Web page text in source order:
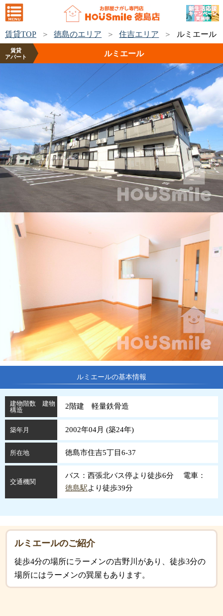
賃貸TOP 徳島のエリア 住吉エリア ルミエール
賃貸
アパート
ルミエール
ルミエールの基本情報
建物階数 建物
構造
2階建 軽量鉄骨造
築年月 2002年04月 (築24年)
所在地 徳島市住吉5丁目6-37
交通機関
バス：西張北バス停より徒歩6分 電車：
徳島駅より徒歩39分
ルミエールのご紹介
徒歩4分の場所にラーメンの吉野川があり、徒歩3分の
場所にはラーメンの巽屋もあります。